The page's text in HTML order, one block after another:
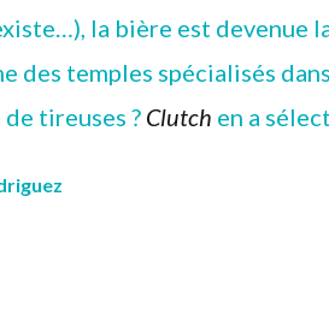
la bière est devenue
des temples spécialisés
tireuses ? Clutch en a